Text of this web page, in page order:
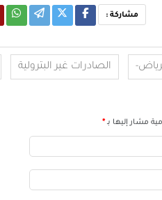
مشاركة :
الصادرات غير البترولية
مشار إليها بـ*